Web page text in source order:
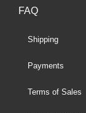
FAQ
Shipping
Payments
Terms of Sales